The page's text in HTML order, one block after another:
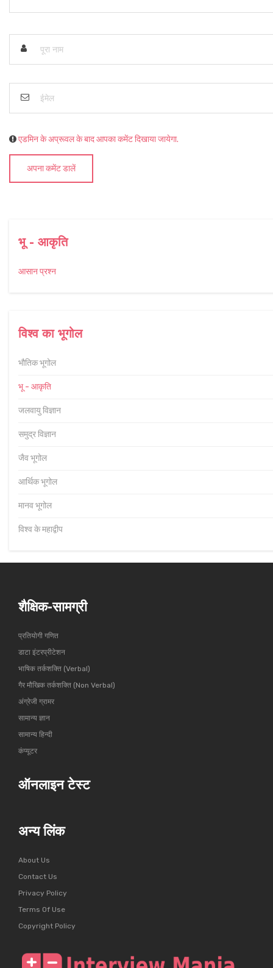
भू - आकृति
आसान प्रश्न
विश्व का भूगोल
भौतिक भूगोल
भू - आकृति
जलवायु विज्ञान
समुद्र विज्ञान
जैव भूगोल
आर्थिक भूगोल
मानव भूगोल
विश्व के महाद्वीप
एडमिन के अप्रूवल के बाद आपका कमेंट दिखाया जायेगा.
अपना कमेंट डालें
शैक्षिक-सामग्री
प्रतियोगी गणित
डाटा इंटरप्रीटेशन
भाषिक तर्कशक्ति (Verbal)
गैर मौखिक तर्कशक्ति (Non Verbal)
अंग्रेजी ग्रामर
सामान्य ज्ञान
सामान्य हिन्दी
कंप्यूटर
ऑनलाइन टेस्ट
अन्य लिंक
About Us
Contact Us
Privacy Policy
Terms Of Use
Copyright Policy